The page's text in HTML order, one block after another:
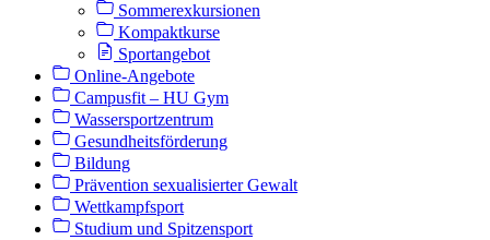
Sommerexkursionen
Kompaktkurse
Sportangebot
Online-Angebote
Campusfit – HU Gym
Wassersportzentrum
Gesundheitsförderung
Bildung
Prävention sexualisierter Gewalt
Wettkampfsport
Studium und Spitzensport